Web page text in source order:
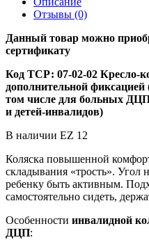
Отзывы (0)
Данный товар можно
сертификату
Код ТСР: 07-02-02 Кресло-
дополнительной
том числе для больных
и детей-инвалидов)
В наличии EZ 12
Коляска повышенной
складывания «трость». Угол
ребенку быть активным.
самостоятельно сидеть,
Особенности инвалидной
ДЦП: